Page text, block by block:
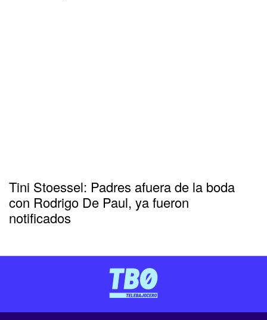
Tini Stoessel: Padres afuera de la boda
con Rodrigo De Paul, ya fueron
notificados